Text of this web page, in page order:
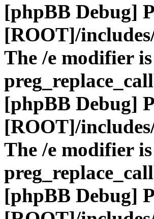
[phpBB Debug]
[ROOT]/
The /e modifier
[phpBB Debug]
[ROOT]/
The /e modifier
[phpBB Debug]